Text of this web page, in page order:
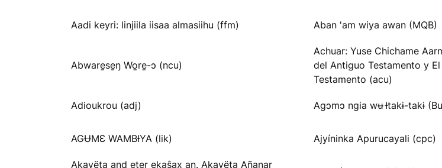
Aadi keyri: linjiila iisaa almasiihu (ffm) Aban 'am wiya awan (MQB)
Abware̱se̱ŋ Wo̱re̱-ɔ (ncu)
Achuar: Yuse Chichame
del Antiguo Testamento y
Testamento (acu)
Adioukrou (adj) Agɔmɔ ngia wʉ Ɨtakɨ-takɨ
AGɄMƐ WAMBƗYA (lik) Ajyíninka Apurucayali (cpc)
Akayëta and eter ekaŝax aŋ. Akayëta Añanar